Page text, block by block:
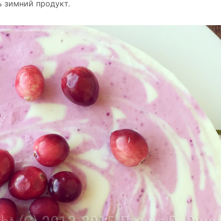
зимний продукт.